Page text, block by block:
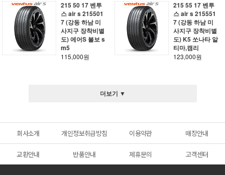
215 50 17 벤투
스 air s 215501
7 (강동 하남 미
사지구 장착비별
도) 에어S 볼보 s
m5
115,000원
215 55 17 벤투
스 air s 215551
7 (강동 하남 미
사지구 장착비별
도) K5 쏘나타 알
티마,캠리
123,000원
더보기 ▼
회사소개 개인정보취급방침 이용약관 매장안내
교환안내 반품안내 제휴문의 고객센터